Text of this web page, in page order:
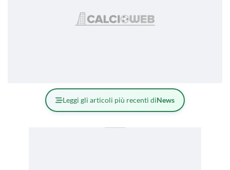
Leggi gli articoli più recenti diNews